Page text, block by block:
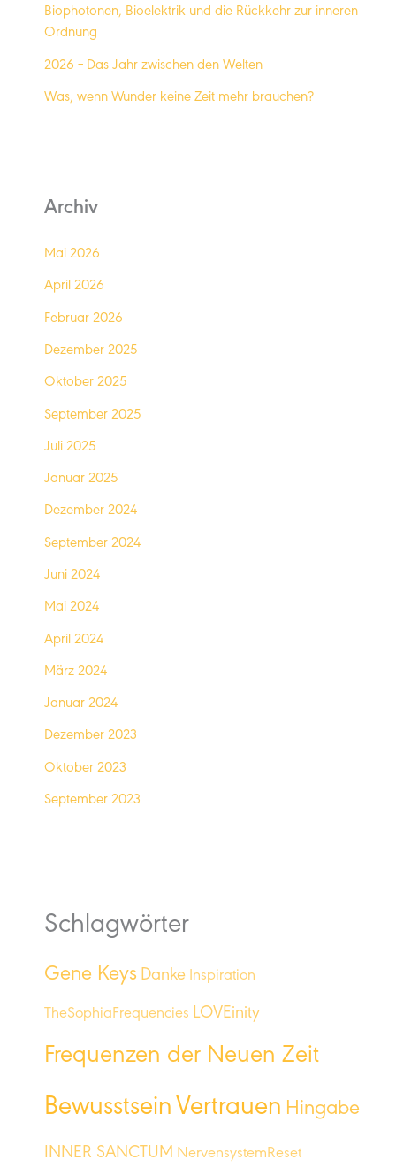
Biophotonen, Bioelektrik und die Rückkehr zur inneren
Ordnung
2026 – Das Jahr zwischen den Welten
Was, wenn Wunder keine Zeit mehr brauchen?
Archiv
Mai 2026
April 2026
Februar 2026
Dezember 2025
Oktober 2025
September 2025
Juli 2025
Januar 2025
Dezember 2024
September 2024
Juni 2024
Mai 2024
April 2024
März 2024
Januar 2024
Dezember 2023
Oktober 2023
September 2023
Schlagwörter
Gene Keys Danke Inspiration
TheSophiaFrequencies LOVEinity
Frequenzen der Neuen Zeit
Bewusstsein Vertrauen Hingabe
INNER SANCTUM NervensystemReset